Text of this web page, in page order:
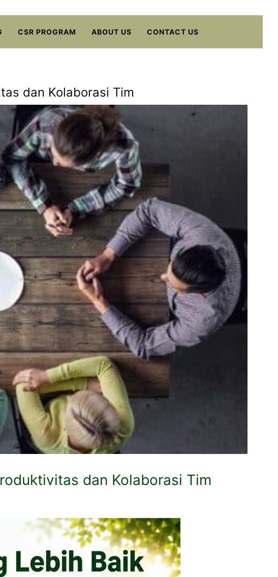
CSR PROGRAM ABOUT US CONTACT US
dan Kolaborasi Tim
dan Kolaborasi Tim